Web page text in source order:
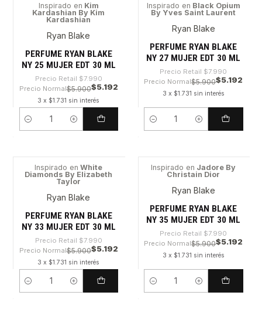
-35%
Inspirado en Kim
Kardashian By Kim
Kardashian
Ryan Blake
PERFUME RYAN BLAKE
NY 25 MUJER EDT 30 ML
Precio Retail $7.990
Precio Normal$5.900$5.192
3 x $1.731 sin interés
Cantidad
-35%
Inspirado en Black Opium
By Yves Saint Laurent
Ryan Blake
PERFUME RYAN BLAKE
NY 27 MUJER EDT 30 ML
Precio Retail $7.990
Precio Normal$5.900$5.192
3 x $1.731 sin interés
Cantidad
-35%
Inspirado en White
Diamonds By Elizabeth
Taylor
Ryan Blake
PERFUME RYAN BLAKE
NY 33 MUJER EDT 30 ML
Precio Retail $7.990
Precio Normal$5.900$5.192
3 x $1.731 sin interés
Cantidad
-35%
Inspirado en Jadore By
Christain Dior
Ryan Blake
PERFUME RYAN BLAKE
NY 35 MUJER EDT 30 ML
Precio Retail $7.990
Precio Normal$5.900$5.192
3 x $1.731 sin interés
Cantidad